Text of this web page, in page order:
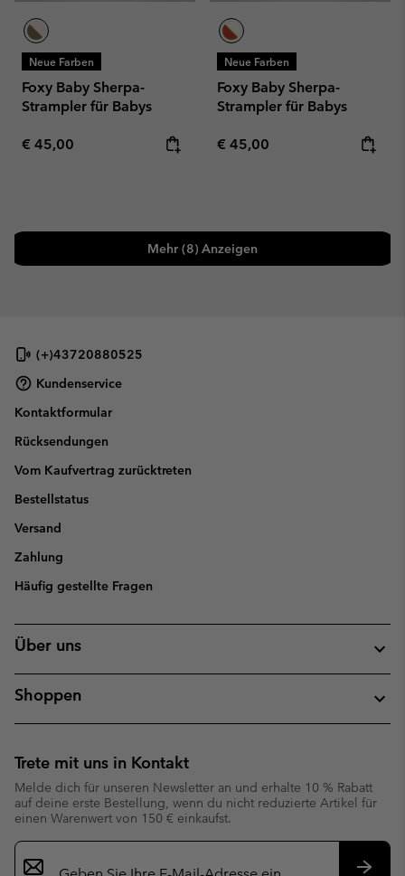
Neue Farben
Foxy Baby Sherpa-
Strampler für Babys
Regular price:
€ 45,00
Neue Farben
Foxy Baby Sherpa-
Strampler für Babys
Regular price:
€ 45,00
Mehr (8) Anzeigen
(+)43720880525
Kundenservice
Kontaktformular
Rücksendungen
Vom Kaufvertrag zurücktreten
Bestellstatus
Versand
Zahlung
Häufig gestellte Fragen
Über uns
Shoppen
Trete mit uns in Kontakt
Melde dich für unseren Newsletter an und erhalte 10 % Rabatt
auf deine erste Bestellung, wenn du nicht reduzierte Artikel für
einen Warenwert von 150 € einkaufst.
Newsletter-
Anmeldung